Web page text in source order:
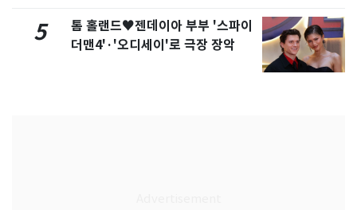
5
톰 홀랜드♥젠데이아 부부 '스파이
더맨4'·'오디세이'로 극장 장악